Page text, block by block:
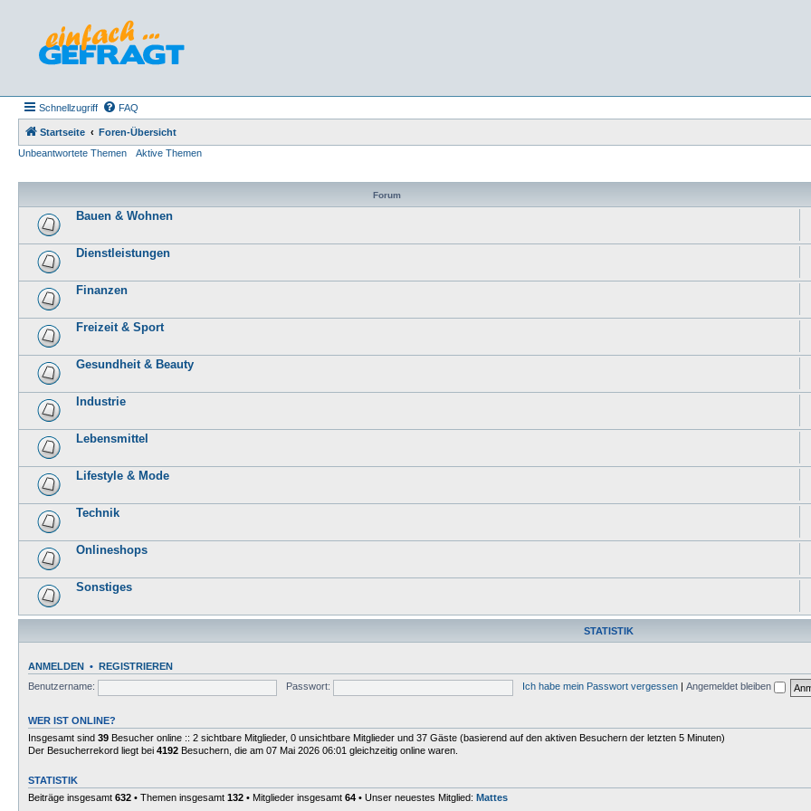
Schnellzugriff FAQ
Startseite
Foren-Übersicht
Unbeantwortete Themen
Aktive Themen
Forum
Bauen & Wohnen
Dienstleistungen
Finanzen
Freizeit & Sport
Gesundheit & Beauty
Industrie
Lebensmittel
Lifestyle & Mode
Technik
Onlineshops
Sonstiges
STATISTIK
ANMELDEN • REGISTRIEREN
Benutzername:
Passwort: Ich habe mein Passwort vergessen Angemeldet bleiben
WER IST ONLINE?
Insgesamt sind 39 Besucher online :: 2 sichtbare Mitglieder, 0 unsichtbare Mitglieder und 37 Gäste (basierend auf den aktiven Besuchern der letzten 5 Minuten)
Der Besucherrekord liegt bei 4192 Besuchern, die am 07 Mai 2026 06:01 gleichzeitig online waren.
STATISTIK
Beiträge insgesamt 632 • Themen insgesamt 132 • Mitglieder insgesamt 64 • Unser neuestes Mitglied: Mattes